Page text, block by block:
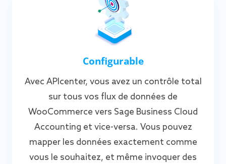
Configurable
Avec APIcenter, vous avez un contrôle total
sur tous vos flux de données de
WooCommerce vers Sage Business Cloud
Accounting et vice-versa. Vous pouvez
mapper les données exactement comme
vous le souhaitez, et même invoquer des